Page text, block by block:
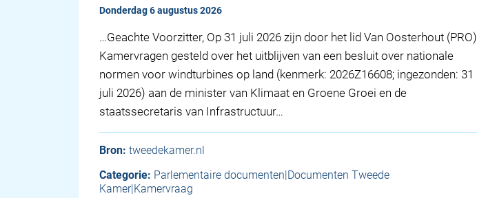
donderdag 6 augustus 2026
… Geachte Voorzitter, Op 31 juli 2026 zijn door het lid Van Oosterhout (PRO)
Kamervragen gesteld over het uitblijven van een besluit over nationale
normen voor windturbines op land (kenmerk: 2026Z16608; ingezonden: 31
juli 2026) aan de minister van Klimaat en Groene Groei en de
staatssecretaris van Infrastructuur…
Bron: tweedekamer.nl
Categorie: Parlementaire documenten|Documenten Tweede
Kamer|Kamervraag